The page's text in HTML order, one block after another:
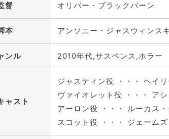
督 オリバー・ブラックバーン
本 アンソニー・ジャスウィンス
ンル 2010年代,サスペンス,ホラー
ャスト
ジャスティン役 ・・・ ヘイ
ヴァイオレット役 ・・・ ア
アーロン役 ・・・ ルーカス
スコット役 ・・・ ジェーム